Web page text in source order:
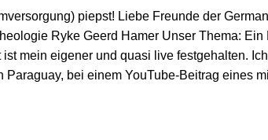
piepst! Liebe Freunde der
Ryke Geerd Hamer Unser Thema: Ein
mein eigener und quasi live festgehalten.
Paraguay, bei einem YouTube-Beitrag eines